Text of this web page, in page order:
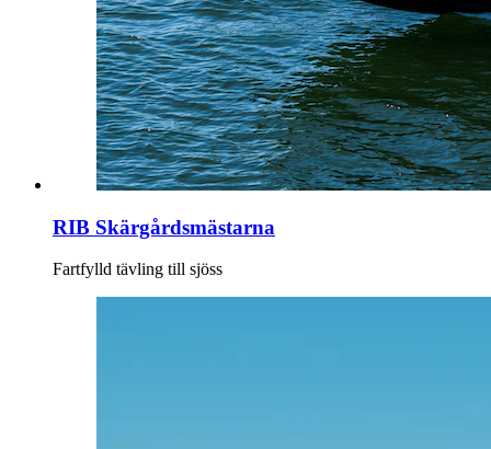
RIB Skärgårdsmästarna
Fartfylld tävling till sjöss